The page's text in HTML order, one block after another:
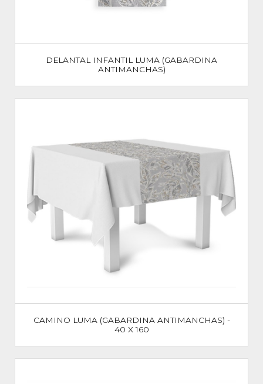
DELANTAL INFANTIL LUMA (GABARDINA
ANTIMANCHAS)
CAMINO LUMA (GABARDINA ANTIMANCHAS) -
40 X 160